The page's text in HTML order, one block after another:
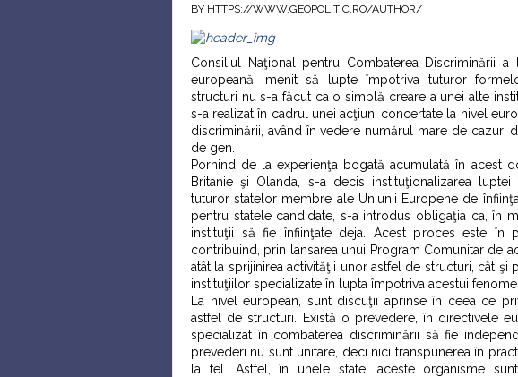
BY HTTPS://WWW.GEOPOLITIC.RO/AUTHOR/
Consiliul Naţional pentru Combaterea Discriminării
europeană, menit să lupte împotriva tuturor
structuri nu s-a făcut ca o simplă creare a unei alte
s-a realizat în cadrul unei acţiuni concertate la nivel
discriminării, având în vedere numărul mare de cazuri
de gen.
Pornind de la experienţa bogată acumulată în acest
Britanie şi Olanda, s-a decis instituţionalizarea
tuturor statelor membre ale Uniunii Europene de
pentru statele candidate, s-a introdus obligaţia ca, în
instituţii să fie înfiinţate deja. Acest proces este în
contribuind, prin lansarea unui Program Comunitar de
atât la sprijinirea activităţii unor astfel de structuri, cât şi
instituţiilor specializate în lupta împotriva acestui
La nivel european, sunt discuţii aprinse în ceea ce
astfel de structuri. Există o prevedere, în directivele
specializat în combaterea discriminării să fie
prevederi nu sunt unitare, deci nici transpunerea în
la fel. Astfel, în unele state, aceste organisme